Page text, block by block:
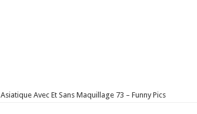
Asiatique Avec Et Sans Maquillage 73 – Funny Pics